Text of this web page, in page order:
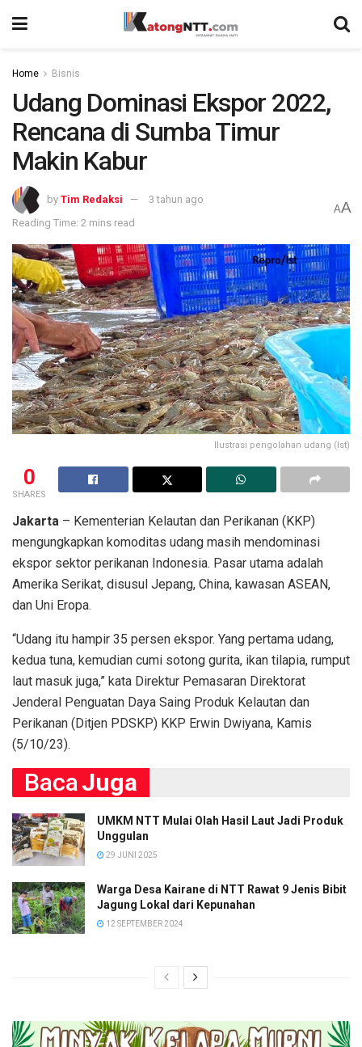
Home Bisnis
Udang Dominasi Ekspor 2022,
Rencana di Sumba Timur
Makin Kabur
by Tim Redaksi
3 tahun ago
Reading Time: 2 mins read
AA
Ilustrasi pengolahan udang (Ist)
0
SHARES
Jakarta – Kementerian Kelautan dan Perikanan (KKP)
mengungkapkan komoditas udang masih mendominasi
ekspor sektor perikanan Indonesia. Pasar utama adalah
Amerika Serikat, disusul Jepang, China, kawasan ASEAN,
dan Uni Eropa.
“Udang itu hampir 35 persen ekspor. Yang pertama udang,
kedua tuna, kemudian cumi sotong gurita, ikan tilapia, rumput
laut masuk juga,” kata Direktur Pemasaran Direktorat
Jenderal Penguatan Daya Saing Produk Kelautan dan
Perikanan (Ditjen PDSKP) KKP Erwin Dwiyana, Kamis
(5/10/23).
BacaJuga
UMKM NTT Mulai Olah Hasil Laut Jadi Produk
Unggulan
29 JUNI 2025
Warga Desa Kairane di NTT Rawat 9 Jenis Bibit
Jagung Lokal dari Kepunahan
12 SEPTEMBER 2024